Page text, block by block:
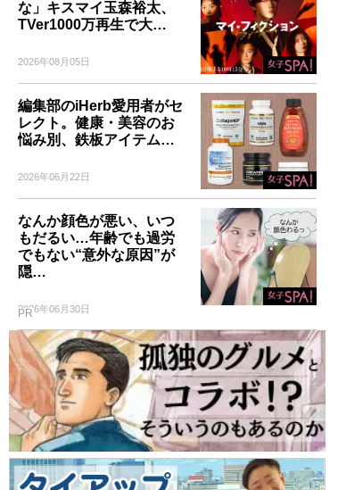
な」キスマイ玉森裕太、
TVer1000万再生で大…
2026年08月05日
編集部のiHerb愛用者がセ
レクト。健康・美容のお
悩み別、鉄板アイテム…
2026年06月22日
なんか顔色が悪い、いつ
もだるい…年齢でも過労
でもない“意外な原因”が
隠…
2026年06月30日
PR